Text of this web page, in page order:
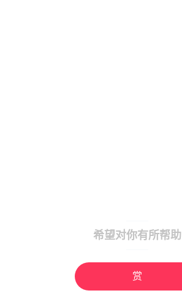
希望对你有所帮助
赏